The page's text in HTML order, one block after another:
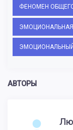
ФЕНОМЕН
АВТОРЫ